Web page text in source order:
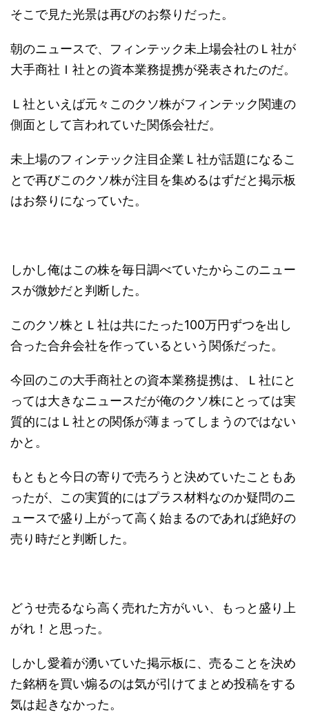
そこで見た光景は再びのお祭りだった。
朝のニュースで、フィンテック未上場会社のＬ社が
大手商社Ｉ社との資本業務提携が発表されたのだ。
Ｌ社といえば元々このクソ株がフィンテック関連の
側面として言われていた関係会社だ。
未上場のフィンテック注目企業Ｌ社が話題になるこ
とで再びこのクソ株が注目を集めるはずだと掲示板
はお祭りになっていた。
しかし俺はこの株を毎日調べていたからこのニュー
スが微妙だと判断した。
このクソ株とＬ社は共にたった100万円ずつを出し
合った合弁会社を作っているという関係だった。
今回のこの大手商社との資本業務提携は、Ｌ社にと
っては大きなニュースだが俺のクソ株にとっては実
質的にはＬ社との関係が薄まってしまうのではない
かと。
もともと今日の寄りで売ろうと決めていたこともあ
ったが、この実質的にはプラス材料なのか疑問のニ
ュースで盛り上がって高く始まるのであれば絶好の
売り時だと判断した。
どうせ売るなら高く売れた方がいい、もっと盛り上
がれ！と思った。
しかし愛着が湧いていた掲示板に、売ることを決め
た銘柄を買い煽るのは気が引けてまとめ投稿をする
気は起きなかった。